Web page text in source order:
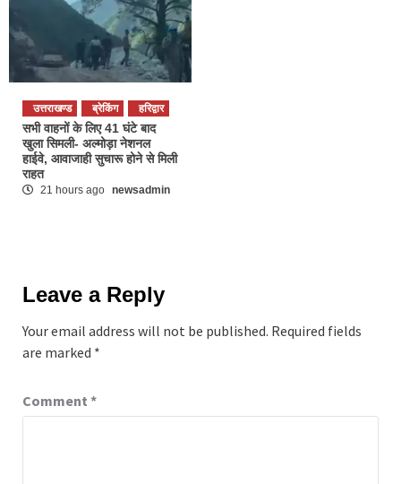
उत्तराखण्ड ब्रेकिंग हरिद्वार
सभी वाहनों के लिए 41 घंटे बाद
खुला सिमली- अल्मोड़ा नेशनल
हाईवे, आवाजाही सुचारू होने से मिली
राहत
21 hours ago newsadmin
Leave a Reply
Your email address will not be published. Required fields
are marked *
Comment *